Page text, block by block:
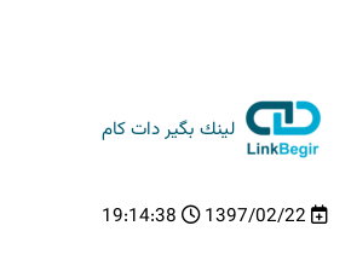
لینك بگیر دات كام
1397/02/22
19:14:38